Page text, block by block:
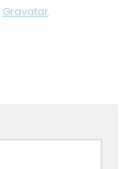
Gravatar.